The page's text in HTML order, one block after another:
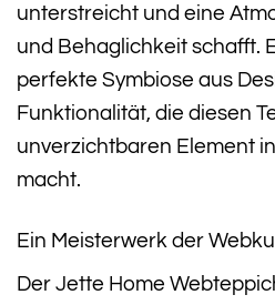
unterstreicht und eine
und Behaglichkeit schafft.
perfekte Symbiose aus
Funktionalität, die diesen
unverzichtbaren Element
macht.
Ein Meisterwerk der
Der Jette Home